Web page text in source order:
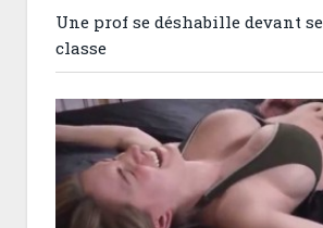
Une prof se déshabille devant
classe